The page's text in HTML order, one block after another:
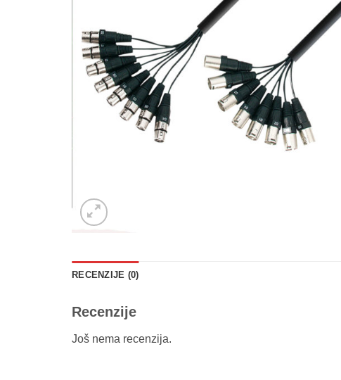
RECENZIJE (0)
Recenzije
Još nema recenzija.